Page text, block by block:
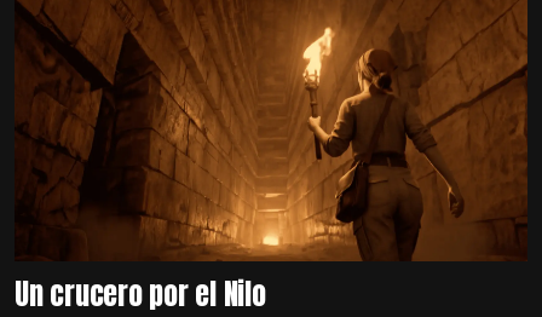
Un crucero por el Nilo